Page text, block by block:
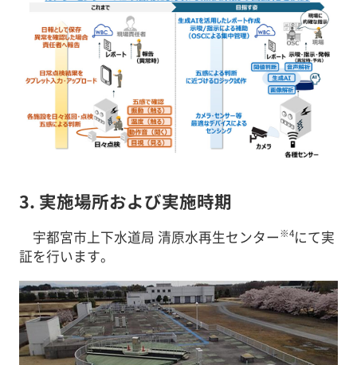
3. 実施場所および実施時期
宇都宮市上下水道局 清原水再生センター※4にて実
証を行います。